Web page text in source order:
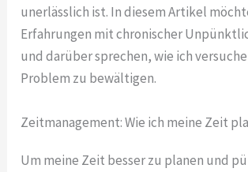
unerlässlich ist. In diesem Artikel
Erfahrungen mit chronischer
und darüber sprechen, wie ich
Problem zu bewältigen.
Zeitmanagement: Wie ich meine Zeit
Um meine Zeit besser zu planen und